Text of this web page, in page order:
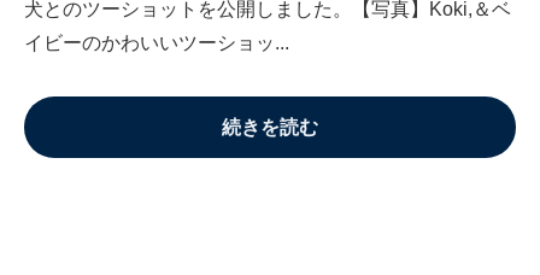
犬とのツーショットを公開しました。【写真】Koki,＆ベ
イビーのかわいいツーショッ...
続きを読む